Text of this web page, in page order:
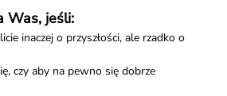
Was, jeśli:
inaczej o przyszłości, ale rzadko o
czy aby na pewno się dobrze